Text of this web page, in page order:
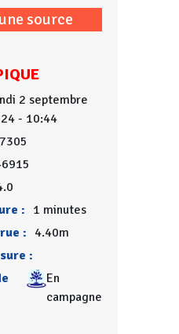
source
2 septembre
- 10:44
: 1 minutes
: 4.40m
:
En
campagne